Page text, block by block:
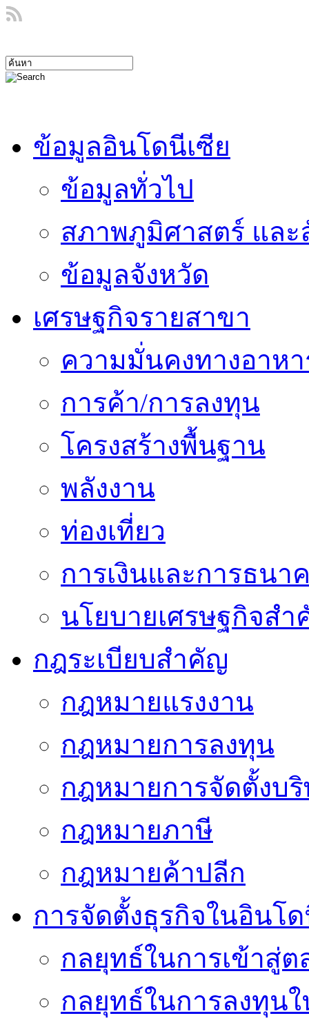
ข้อมูลอินโดนีเซีย
ข้อมูลทั่วไป
สภาพภูมิศาสตร์ แล
ข้อมูลจังหวัด
เศรษฐกิจรายสาขา
ความมั่นคงทางอาหา
การค้า/การลงทุน
โครงสร้างพื้นฐาน
พลังงาน
ท่องเที่ยว
การเงินและการธนา
นโยบายเศรษฐกิจส
กฎระเบียบสำคัญ
กฎหมายแรงงาน
กฎหมายการลงทุน
กฎหมายการจัดตั้งบ
กฎหมายภาษี
กฎหมายค้าปลีก
การจัดตั้งธุรกิจในอินโ
กลยุทธ์ในการเข้าสู่
กลยุทธ์ในการลงทุน